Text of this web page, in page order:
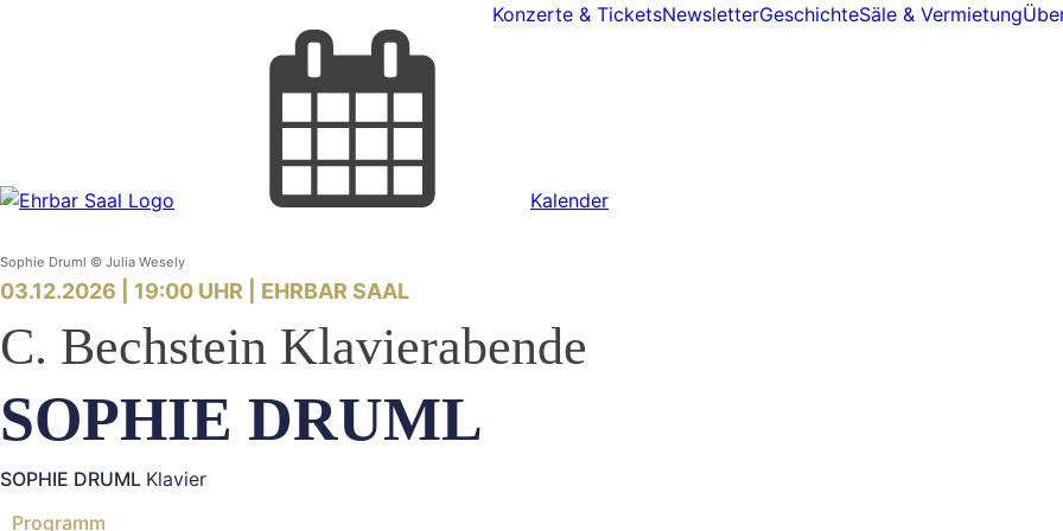
Konzerte & TicketsNewsletterGeschichteSäle & Vermietung
Kalender
Sophie Druml © Julia Wesely
03.12.2026 | 19:00 UHR | EHRBAR SAAL
C. Bechstein Klavierabende
SOPHIE DRUML
SOPHIE DRUML Klavier
Programm